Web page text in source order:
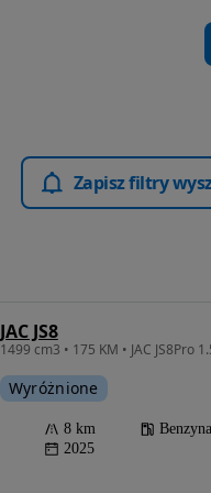
Zapisz filtry
JAC JS8
Wyróżnione
8 km Benzyna
2025